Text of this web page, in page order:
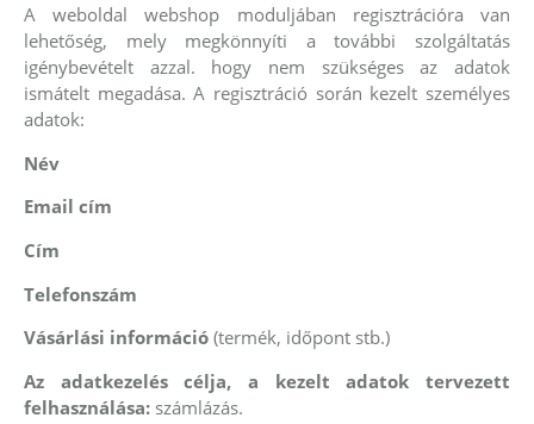
A weboldal webshop moduljában regisztrációra van
lehetőség, mely megkönnyíti a további szolgáltatás
igénybevételt azzal. hogy nem szükséges az adatok
ismátelt megadása. A regisztráció során kezelt személyes
adatok:
Név
Email cím
Cím
Telefonszám
Vásárlási információ (termék, időpont stb.)
Az adatkezelés célja, a kezelt adatok tervezett
felhasználása: számlázás.